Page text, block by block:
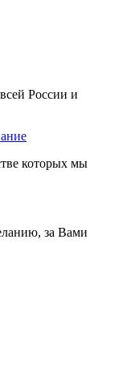
России и
которых мы
за Вами